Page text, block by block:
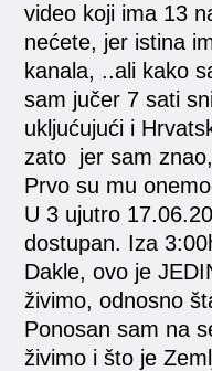
video koji ima 13
nećete, jer istina
kanala, ..ali kako
sam jučer 7 sati
ukljućujući i
zato jer sam
Prvo su mu
U 3 ujutro
dostupan. Iza
Dakle, ovo je
živimo, odnosno
Ponosan sam na
živimo i što je